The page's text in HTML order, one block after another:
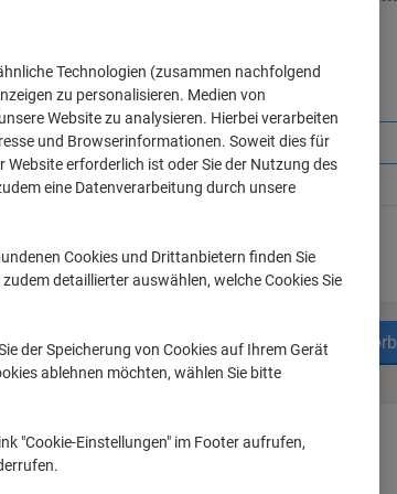
Menge exkl. USt
1-2 Stück 279,99 €
3+Stück 267,99 € -4%
Versand durch Lieferanten
In den Warenkorb
Zu einer Liste
Lieferinformationen Zahlungsmöglichkeiten
Technologien (zusammen nachfolgend
zu personalisieren. Medien von
Website zu analysieren. Hierbei verarbeiten
und Browserinformationen. Soweit dies für
erforderlich ist oder Sie der Nutzung des
eine Datenverarbeitung durch unsere
Cookies und Drittanbietern finden Sie
detaillierter auswählen, welche Cookies Sie
der Speicherung von Cookies auf Ihrem Gerät
ablehnen möchten, wählen Sie bitte
"Cookie-Einstellungen" im Footer aufrufen,